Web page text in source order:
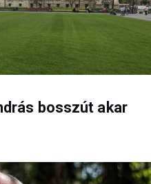
bosszút akar